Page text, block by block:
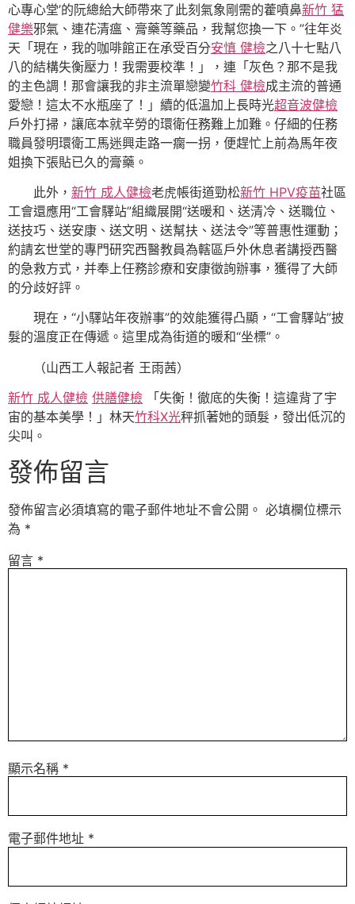
心專心堂’的阮總給大師帶來了此刻氣象剛需的藿噴鼻新竹 猛
健樂邪氣、連花清瘟、膏藥等藥品，我幫您換一下。”往年炎
天「現在，我的咖啡館正在承受百分安慎 健檢之八十七點八
八的結構失衡壓力！我需要校準！」，連「灰色？那不是我
的主色調！那會讓我的非主流單戀變竹科 健檢成主流的普通
愛戀！這太不水瓶座了！」續的低溫加上長時光超音波健檢
戶外打掃，讓底本就辛勞的環衛任務難上加難。仔細的任務
職員發明環衛工馬迷興走路一瘸一拐，便趕忙上前為馬年夜
姐換下張貼已久的膏藥。
此外， 新竹 成人健檢老虎帳街道勁松新竹 HPV疫苗社區
工會還應用“工會驛站”組織展開“送暖和、送清冷、送職位、
送技巧、送安康、送文明、送幫扶、送法令”等普惠性運動；
約請玄世堂的專門研究西醫教員為轄區戶外休息者講授西醫
的急救方式，并奉上任務診療和安康徵詢辦事，獲得了大師
的分歧好評。
現在，“小驛站年夜辦事”的效能獲得凸顯，“工會驛站”披
髮的溫度正在傳遞。這里成為街道的暖和“坐標”。
（山西工人報記者 王雨茜）
新竹 成人健檢 供膳健檢 「失衡！徹底的失衡！這違背了宇
宙的基本美學！」林天竹科X光秤抓著她的頭髮，發出低沉的
尖叫。
發佈留言
發佈留言必須填寫的電子郵件地址不會公開。 必填欄位標示
為 *
留言 *
顯示名稱 *
電子郵件地址 *